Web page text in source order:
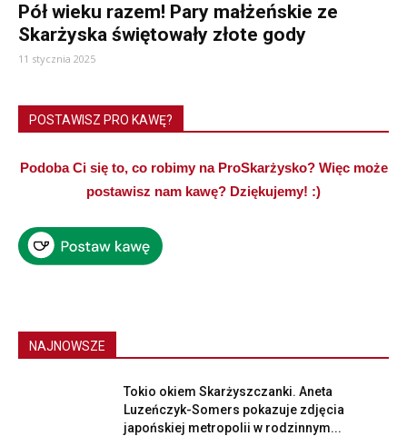
Pół wieku razem! Pary małżeńskie ze
Skarżyska świętowały złote gody
11 stycznia 2025
POSTAWISZ PRO KAWĘ?
Podoba Ci się to, co robimy na ProSkarżysko? Więc może
postawisz nam kawę? Dziękujemy! :)
NAJNOWSZE
Tokio okiem Skarżyszczanki. Aneta
Luzeńczyk-Somers pokazuje zdjęcia
japońskiej metropolii w rodzinnym...